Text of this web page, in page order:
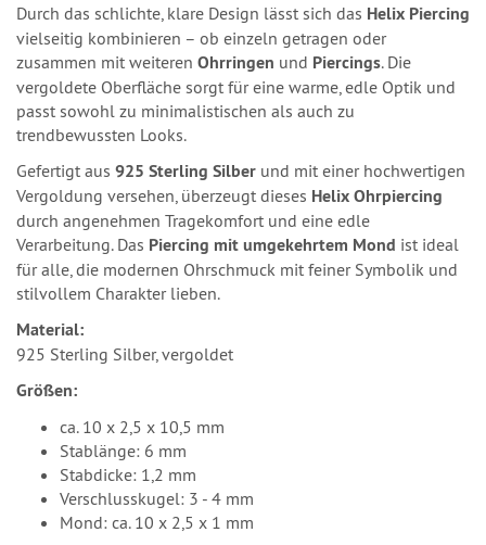
Durch das schlichte, klare Design lässt sich das Helix Piercing
vielseitig kombinieren – ob einzeln getragen oder
zusammen mit weiteren Ohrringen und Piercings. Die
vergoldete Oberfläche sorgt für eine warme, edle Optik und
passt sowohl zu minimalistischen als auch zu
trendbewussten Looks.
Gefertigt aus 925 Sterling Silber und mit einer hochwertigen
Vergoldung versehen, überzeugt dieses Helix Ohrpiercing
durch angenehmen Tragekomfort und eine edle
Verarbeitung. Das Piercing mit umgekehrtem Mond ist ideal
für alle, die modernen Ohrschmuck mit feiner Symbolik und
stilvollem Charakter lieben.
Material:
925 Sterling Silber, vergoldet
Größen:
ca. 10 x 2,5 x 10,5 mm
Stablänge: 6 mm
Stabdicke: 1,2 mm
Verschlusskugel: 3 - 4 mm
Mond: ca. 10 x 2,5 x 1 mm